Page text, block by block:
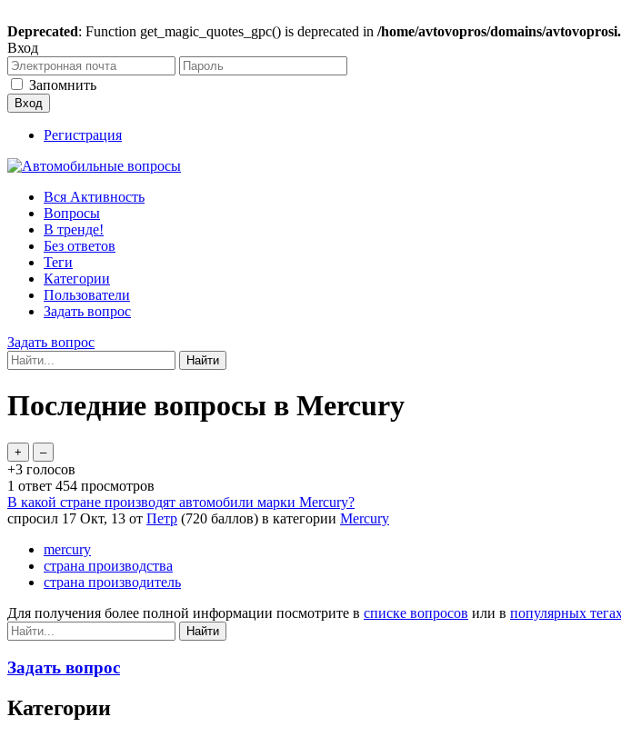
Deprecated: Function get_magic_quotes_gpc() is deprecated in /home/avtovopros/domains/
Вход
Запомнить
Регистрация
Вся Активность
Вопросы
В тренде!
Без ответов
Теги
Категории
Пользователи
Задать вопрос
Задать вопрос
Последние вопросы в Mercury
+3 голосов
1 ответ 454 просмотров
В какой стране производят автомобили марки Mercury?
спросил 17 Окт, 13 от Петр (720 баллов) в категории Mercury
mercury
страна производства
страна производитель
Для получения более полной информации посмотрите в списке вопросов или в популярных
Задать вопрос
Категории